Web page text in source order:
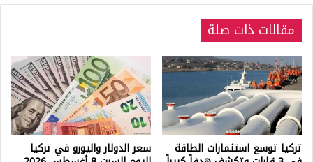
مقالات ذات صلة
تركيا توسع استثمارات الطاقة سعر الدولار واليورو في تركيا